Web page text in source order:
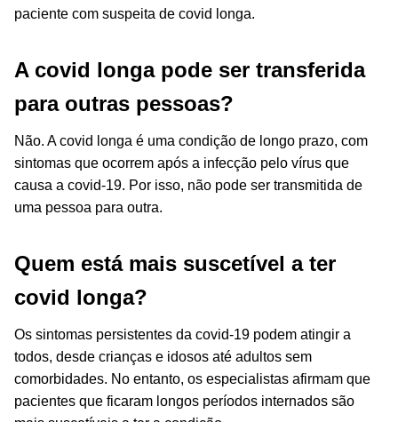
paciente com suspeita de covid longa.
A covid longa pode ser transferida
para outras pessoas?
Não. A covid longa é uma condição de longo prazo, com
sintomas que ocorrem após a infecção pelo vírus que
causa a covid-19. Por isso, não pode ser transmitida de
uma pessoa para outra.
Quem está mais suscetível a ter
covid longa?
Os sintomas persistentes da covid-19 podem atingir a
todos, desde crianças e idosos até adultos sem
comorbidades. No entanto, os especialistas afirmam que
pacientes que ficaram longos períodos internados são